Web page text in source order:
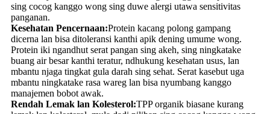
sing cocog kanggo wong sing duwe alergi utawa sensitivitas
panganan.
Kesehatan Pencernaan:Protein kacang polong gampang
dicerna lan bisa ditoleransi kanthi apik dening umume wong.
Protein iki ngandhut serat pangan sing akeh, sing ningkatake
buang air besar kanthi teratur, ndhukung kesehatan usus, lan
mbantu njaga tingkat gula darah sing sehat. Serat kasebut uga
mbantu ningkatake rasa wareg lan bisa nyumbang kanggo
manajemen bobot awak.
Rendah Lemak lan Kolesterol:TPP organik biasane kurang